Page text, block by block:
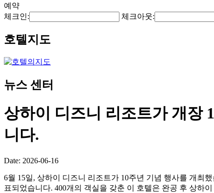
예약
체크인:
체크아웃:
호텔지도
뉴스 센터
상하이 디즈니 리조트가 개장
니다.
Date: 2026-06-16
6월 15일, 상하이 디즈니 리조트가 10주년 기념 행사를 개최
표되었습니다. 400개의 객실을 갖춘 이 호텔은 완공 후 상하